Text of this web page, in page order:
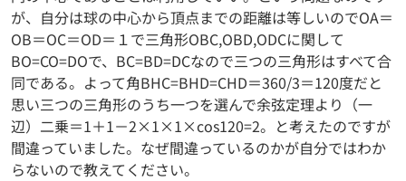
が、自分は球の中心から頂点までの距離は等しいのでOA＝
OB＝OC＝OD＝１で三角形OBC,OBD,ODCに関して
BO=CO=DOで、BC=BD=DCなので三つの三角形はすべて合
同である。よって角BHC=BHD=CHD＝360/3＝120度だと
思い三つの三角形のうち一つを選んで余弦定理より（一
辺）二乗＝1＋1－2×1×1×cos120=2。と考えたのですが
間違っていました。なぜ間違っているのかが自分ではわか
らないので教えてください。